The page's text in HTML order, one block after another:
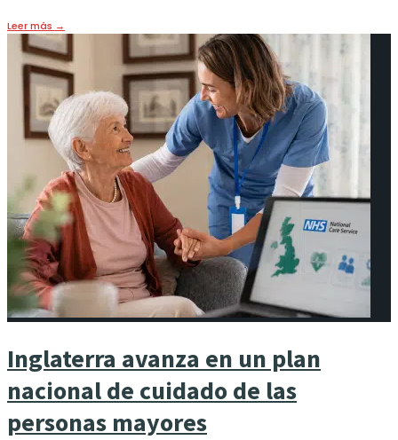
Leer más →
Inglaterra avanza en un plan
nacional de cuidado de las
personas mayores